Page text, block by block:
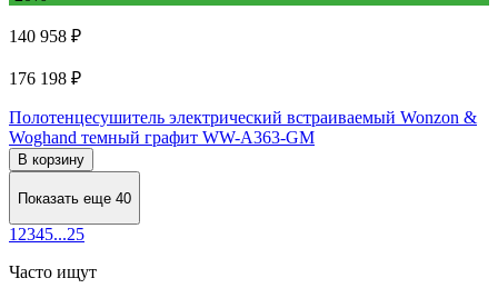
140 958 ₽
176 198 ₽
Полотенцесушитель электрический встраиваемый Wonzon &
Woghand темный графит WW-A363-GM
В корзину
Показать еще 40
1 2345...25
Часто ищут